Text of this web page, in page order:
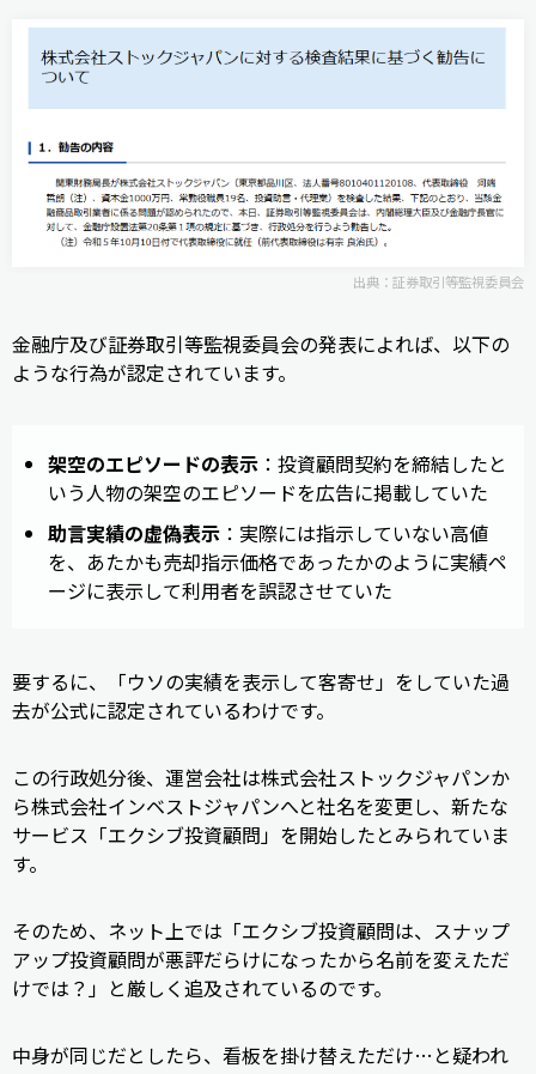
出典： 証券取引等監視委員会
金融庁及び証券取引等監視委員会の発表によれば、以下の
ような行為が認定されています。
架空のエピソードの表示 ：投資顧問契約を締結したと
いう人物の架空のエピソードを広告に掲載していた
助言実績の虚偽表示 ：実際には指示していない高値
を、あたかも売却指示価格であったかのように実績ペ
ージに表示して利用者を誤認させていた
要するに、「ウソの実績を表示して客寄せ」をしていた過
去が公式に認定されているわけです。
この行政処分後、運営会社は株式会社ストックジャパンか
ら株式会社インベストジャパンへと社名を変更し、新たな
サービス「エクシブ投資顧問」を開始したとみられていま
す。
そのため、ネット上では「エクシブ投資顧問は、スナップ
アップ投資顧問が悪評だらけになったから名前を変えただ
けでは？」と厳しく追及されているのです。
中身が同じだとしたら、看板を掛け替えただけ…と疑われ